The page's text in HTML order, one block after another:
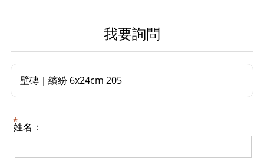
我要詢問
壁磚｜繽紛 6x24cm 205
姓名：